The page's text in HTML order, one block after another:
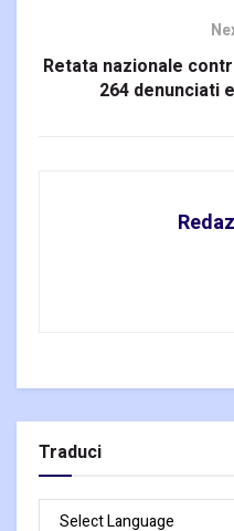
Retata nazionale
264 denunciati
Traduci